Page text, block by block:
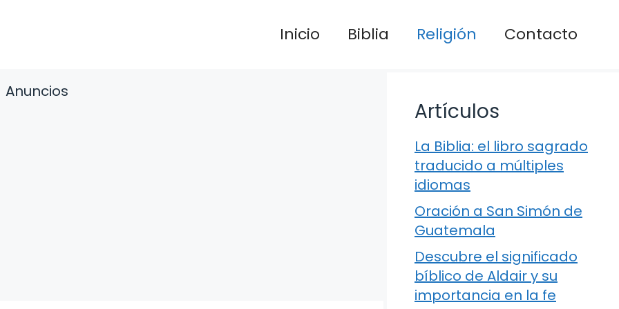
Inicio Biblia Religión Contacto
Anuncios
Artículos
La Biblia: el libro sagrado
traducido a múltiples
idiomas
Oración a San Simón de
Guatemala
Descubre el significado
bíblico de Aldair y su
importancia en la fe